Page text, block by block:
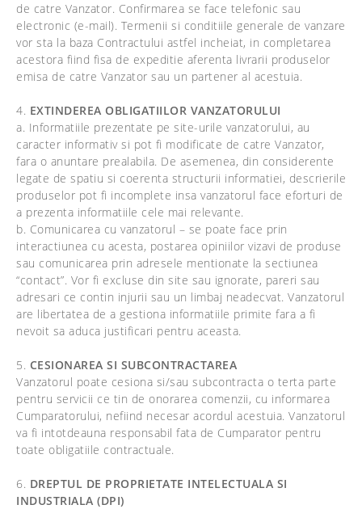
de catre Vanzator. Confirmarea se face telefonic sau
electronic (e-mail). Termenii si conditiile generale de vanzare
vor sta la baza Contractului astfel incheiat, in completarea
acestora fiind fisa de expeditie aferenta livrarii produselor
emisa de catre Vanzator sau un partener al acestuia.
4. EXTINDEREA OBLIGATIILOR VANZATORULUI
a. Informatiile prezentate pe site-urile vanzatorului, au
caracter informativ si pot fi modificate de catre Vanzator,
fara o anuntare prealabila. De asemenea, din considerente
legate de spatiu si coerenta structurii informatiei, descrierile
produselor pot fi incomplete insa vanzatorul face eforturi de
a prezenta informatiile cele mai relevante.
b. Comunicarea cu vanzatorul – se poate face prin
interactiunea cu acesta, postarea opiniilor vizavi de produse
sau comunicarea prin adresele mentionate la sectiunea
“contact”. Vor fi excluse din site sau ignorate, pareri sau
adresari ce contin injurii sau un limbaj neadecvat. Vanzatorul
are libertatea de a gestiona informatiile primite fara a fi
nevoit sa aduca justificari pentru aceasta.
5. CESIONAREA SI SUBCONTRACTAREA
Vanzatorul poate cesiona si/sau subcontracta o terta parte
pentru servicii ce tin de onorarea comenzii, cu informarea
Cumparatorului, nefiind necesar acordul acestuia. Vanzatorul
va fi intotdeauna responsabil fata de Cumparator pentru
toate obligatiile contractuale.
6. DREPTUL DE PROPRIETATE INTELECTUALA SI
INDUSTRIALA (DPI)